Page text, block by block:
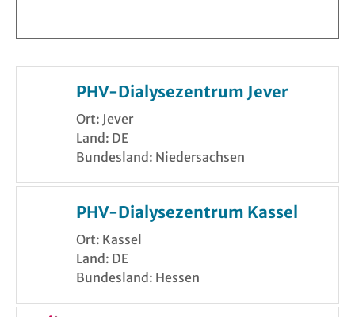
PHV-Dialysezentrum Jever
Ort: Jever
Land: DE
Bundesland: Niedersachsen
PHV-Dialysezentrum Kassel
Ort: Kassel
Land: DE
Bundesland: Hessen